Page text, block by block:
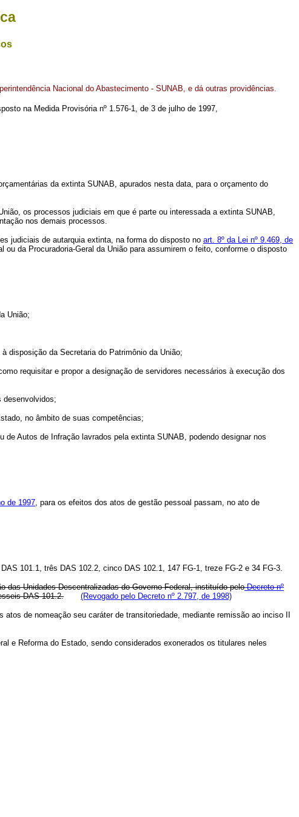
Nacional do Abastecimento - SUNAB, e dá outras providências.
na Medida Provisória nº 1.576-1, de 3 de julho de 1997,
da extinta SUNAB, apurados nesta data, para o orçamento do
os processos judiciais em que é parte ou interessada a extinta SUNAB,
nos demais processos.
judiciais de autarquia extinta, na forma do disposto no art. 8º da Lei nº 9.469, de
da Procuradoria-Geral da União para assumirem o feito, conforme o disposto
União;
da Secretaria do Patrimônio da União;
requisitar e propor a designação de servidores necessários à execução dos
no âmbito de suas competências;
Autos de Infração lavrados pela extinta SUNAB, podendo designar nos
de 1997, para os efeitos dos atos de gestão pessoal passam, no ato de
101.1, três DAS 102.2, cinco DAS 102.1, 147 FG-1, treze FG-2 e 34 FG-3.
das Unidades Descentralizadas do Governo Federal, instituído peloDecreto nº
DAS 101.2. (Revogado pelo Decreto nº 2.797, de 1998)
de nomeação seu caráter de transitoriedade, mediante remissão ao inciso II
Reforma do Estado, sendo considerados exonerados os titulares neles